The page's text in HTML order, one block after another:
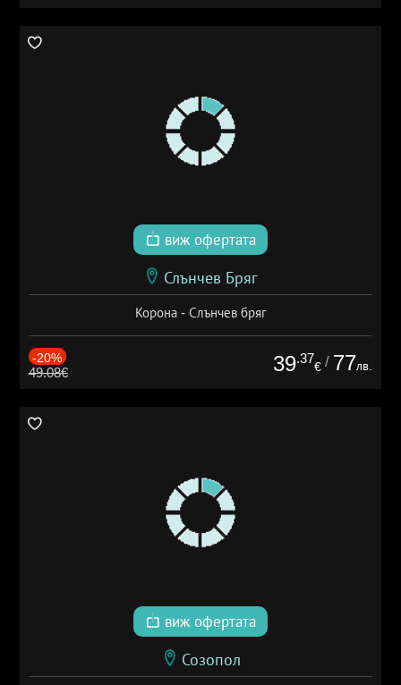
виж офертата
Слънчев Бряг
Корона - Слънчев бряг
-20%
49.08€ 39.37
€ / 77лв.
виж офертата
Созопол